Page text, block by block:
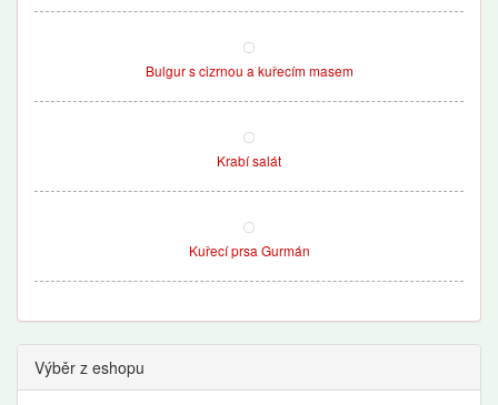
Bulgur s cizrnou a kuřecím masem
Krabí salát
Kuřecí prsa Gurmán
Výběr z eshopu